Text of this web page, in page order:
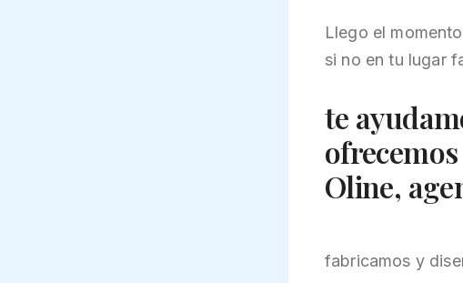
Llego el
si no en tu lugar
te
Oline,
fabricamos y